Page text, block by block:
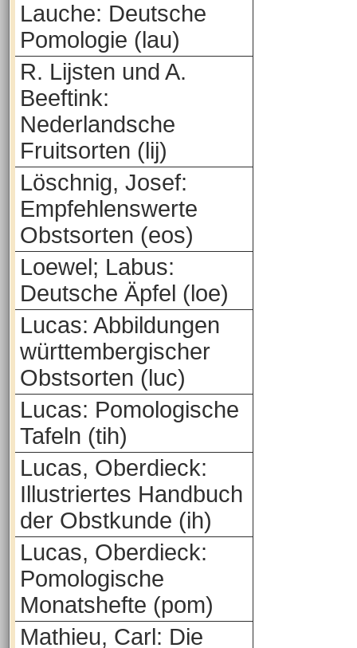
Lauche: Deutsche
Pomologie (lau)
R. Lijsten und A.
Beeftink:
Nederlandsche
Fruitsorten (lij)
Löschnig, Josef:
Empfehlenswerte
Obstsorten (eos)
Loewel; Labus:
Deutsche Äpfel (loe)
Lucas: Abbildungen
württembergischer
Obstsorten (luc)
Lucas: Pomologische
Tafeln (tih)
Lucas, Oberdieck:
Illustriertes Handbuch
der Obstkunde (ih)
Lucas, Oberdieck:
Pomologische
Monatshefte (pom)
Mathieu, Carl: Die